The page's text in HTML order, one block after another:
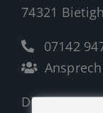
74321
07142
Die ATG